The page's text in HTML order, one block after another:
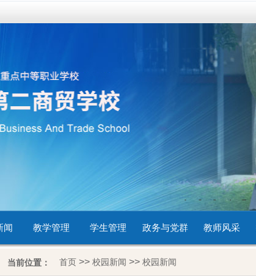
1 2 3 4 5
闻 教学管理 学生管理 政务与党群 教师风采
当前位置： 首页>> 校园新闻 >> 校园新闻